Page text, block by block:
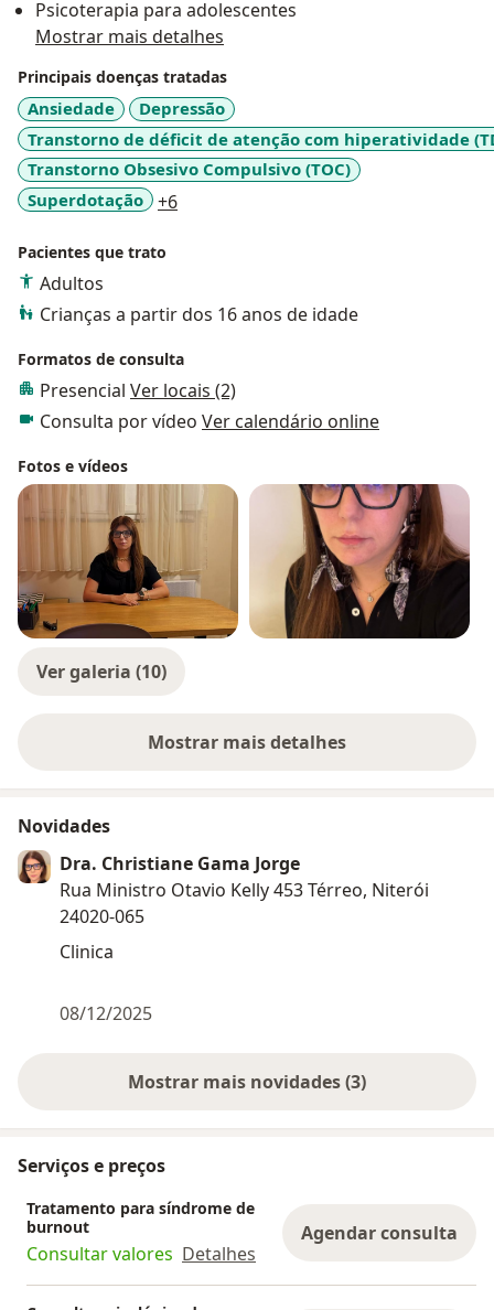
Psicoterapia para adolescentes
Mostrar mais detalhes
Principais doenças tratadas
Ansiedade
Depressão
Transtorno de déficit de atenção com hiperatividade
Transtorno Obsesivo Compulsivo (TOC)
Superdotação
+6a11y_sr_more_diseases
Pacientes que trato
Adultos
Crianças a partir dos 16 anos de idade
Formatos de consulta
Presencial Ver locais (2)
Consulta por vídeo Ver calendário online
Fotos e vídeos
Ver galeria (10)
Mostrar mais detalhes
sobre a experiência
Novidades
Dra. Christiane Gama Jorge
Rua Ministro Otavio Kelly 453 Térreo, Niterói
24020-065
Clinica
08/12/2025
Mostrar mais novidades (3)
Serviços e preços
Tratamento para síndrome de
burnout
Consultar valores Detalhes
Agendar consulta